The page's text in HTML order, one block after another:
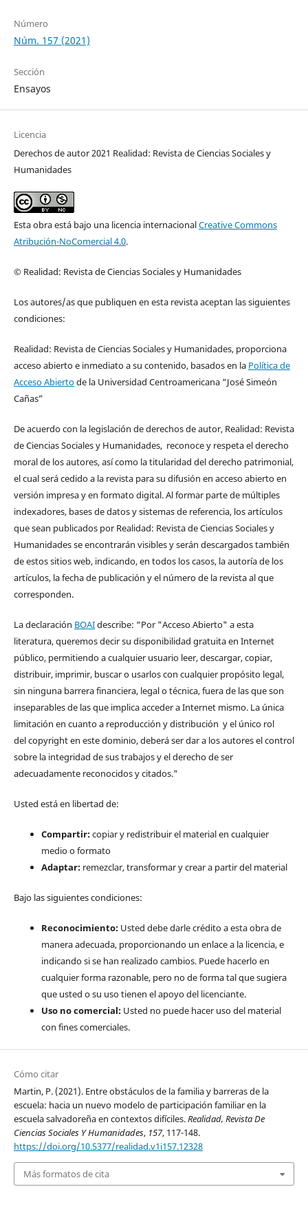
Número
Núm. 157 (2021)
Sección
Ensayos
Licencia
Derechos de autor 2021 Realidad: Revista de Ciencias Sociales y
Humanidades
Esta obra está bajo una licencia internacionalCreative Commons
Atribución-NoComercial 4.0.
© Realidad: Revista de Ciencias Sociales y Humanidades
Los autores/as que publiquen en esta revista aceptan las siguientes
condiciones:
Realidad: Revista de Ciencias Sociales y Humanidades, proporciona
acceso abierto e inmediato a su contenido, basados en la Política de
Acceso Abiertode la Universidad Centroamericana “José Simeón
Cañas”
De acuerdo con la legislación de derechos de autor, Realidad: Revista
de Ciencias Sociales y Humanidades, reconoce y respeta el derecho
moral de los autores, así como la titularidad del derecho patrimonial,
el cual será cedido a la revista para su difusión en acceso abierto en
versión impresa y en formato digital. Al formar parte de múltiples
indexadores, bases de datos y sistemas de referencia, los artículos
que sean publicados por Realidad: Revista de Ciencias Sociales y
Humanidades se encontrarán visibles y serán descargados también
de estos sitios web, indicando, en todos los casos, la autoría de los
artículos, la fecha de publicación y el número de la revista al que
corresponden.
La declaración BOAIdescribe: “Por "Acceso Abierto" a esta
literatura, queremos decir su disponibilidad gratuita en Internet
público, permitiendo a cualquier usuario leer, descargar, copiar,
distribuir, imprimir, buscar o usarlos con cualquier propósito legal,
sin ninguna barrera financiera, legal o técnica, fuera de las que son
inseparables de las que implica acceder a Internet mismo. La única
limitación en cuanto a reproducción y distribución y el único rol
del copyright en este dominio, deberá ser dar a los autores el control
sobre la integridad de sus trabajos y el derecho de ser
adecuadamente reconocidos y citados."
Usted está en libertad de:
Compartir:copiar y redistribuir el material en cualquier
medio o formato
Adaptar:remezclar, transformar y crear a partir del material
Bajo las siguientes condiciones:
Reconocimiento:Usted debe darle crédito a esta obra de
manera adecuada, proporcionando un enlace a la licencia, e
indicando si se han realizado cambios. Puede hacerlo en
cualquier forma razonable, pero no de forma tal que sugiera
que usted o su uso tienen el apoyo del licenciante.
Uso no comercial:Usted no puede hacer uso del material
con fines comerciales.
Cómo citar
Martin, P. (2021). Entre obstáculos de la familia y barreras de la
escuela: hacia un nuevo modelo de participación familiar en la
escuela salvadoreña en contextos difíciles.Realidad, Revista De
Ciencias Sociales Y Humanidades, 157, 117-148.
https://doi.org/10.5377/realidad.v1i157.12328
Más formatos de cita